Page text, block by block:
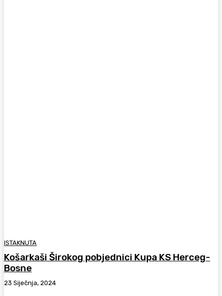
ISTAKNUTA
Košarkaši Širokog pobjednici Kupa KS Herceg-
Bosne
23 Siječnja, 2024